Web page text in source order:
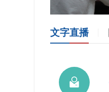
文字直播
